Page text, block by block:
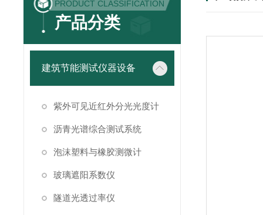
PRODUCT CLASSIFICATION
产品分类
建筑节能测试仪器设备
紫外可见近红外分光光度计
沥青光谱综合测试系统
泡沫塑料与橡胶测微计
玻璃遮阳系数仪
隧道光透过率仪